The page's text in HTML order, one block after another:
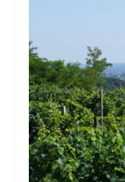
muveFAR